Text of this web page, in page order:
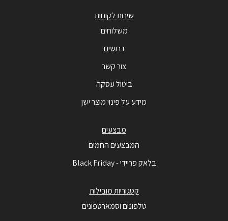
שירות לקוחות
משלוחים
דרושים
צור קשר
ביטול עסקה
מידע על פינוי מוצר ישן
מבצעים
המבצעים החמים
בלאק פריידי - Black Friday
קטגוריות מובילות
טלפונים וסמארטפונים